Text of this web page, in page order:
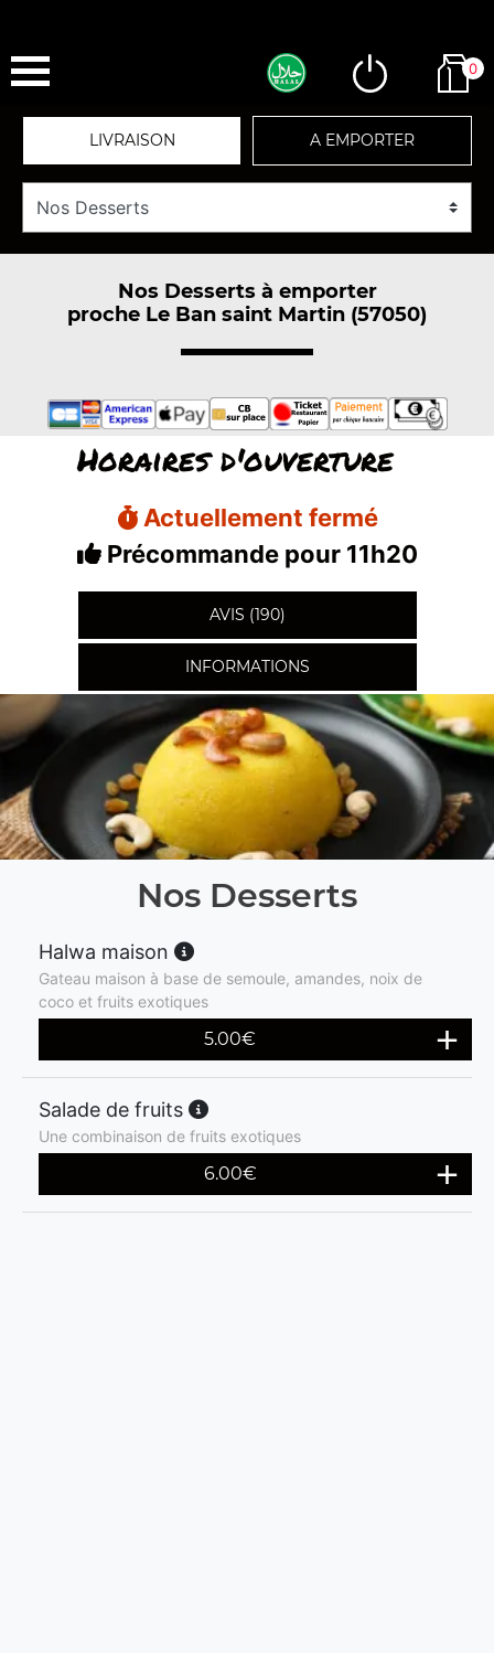
0
LIVRAISON A EMPORTER
Nos Desserts à emporter
proche Le Ban saint Martin (57050)
Horaires d'ouverture
Actuellement fermé
Précommande pour 11h20
AVIS (190)
INFORMATIONS
Nos Desserts
Halwa maison
Gateau maison à base de semoule, amandes, noix de
coco et fruits exotiques
5.00€
Salade de fruits
Une combinaison de fruits exotiques
6.00€